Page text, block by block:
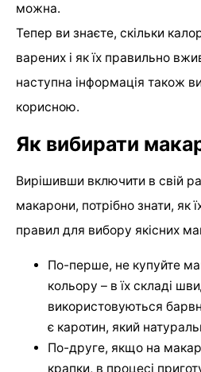
можна.
Тепер ви знаєте, скільки
варених і як їх правильно
наступна інформація також
корисною.
Як вибирати
Вирішивши включити в свій
макарони, потрібно знати, як
правил для вибору якісних
По-перше, не купуйте
кольору – в їх складі
використовуються
є ​​каротин, який
По-друге, якщо на
крапки, в процесі